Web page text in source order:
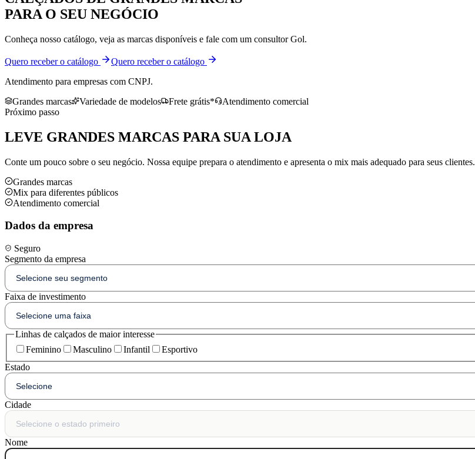
PARA O SEU NEGÓCIO
Conheça nosso catálogo, veja as marcas disponíveis e fale com um consultor Gol.
Quero receber o catálogo
Quero receber o catálogo
Atendimento para empresas com CNPJ.
Grandes marcas
Variedade de modelos Frete grátis*
Atendimento comercial
Próximo passo
LEVE GRANDES MARCAS PARA SUA LOJA
Conte um pouco sobre o seu negócio. Nossa equipe prepara o atendimento e apresenta o mix mais adequado para seus clientes.
Grandes marcas
Mix para diferentes públicos
Atendimento comercial
Dados da empresa
Seguro
Segmento da empresa
Faixa de investimento
Linhas de calçados de maior interesse
Feminino
Masculino Infantil
Esportivo
Estado
Cidade
Nome